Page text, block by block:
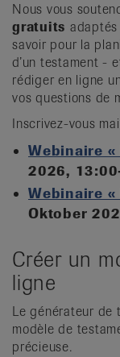
Nous vous
gratuits adaptés
savoir pour la
d’un testament -
rédiger en ligne
vos questions de
Inscrivez-vous
Webinaire «
2026,
Webinaire «
Oktober
Créer un
ligne
Le générateur de
modèle de
précieuse.